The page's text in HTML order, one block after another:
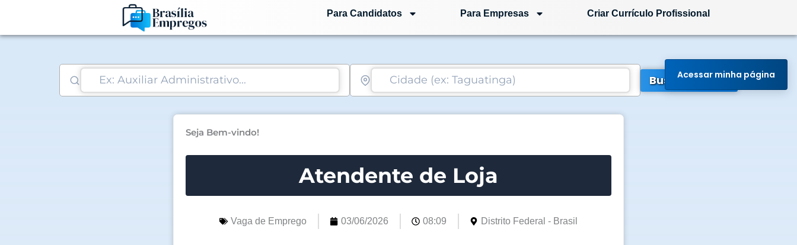
o
Para Candidatos Para Empresas Criar Currículo Profissional
Buscar Vagas
Seja Bem-vindo!
Atendente de Loja
Vaga de Emprego 03/06/2026 08:09 Distrito Federal - Brasil
Acessar minha página